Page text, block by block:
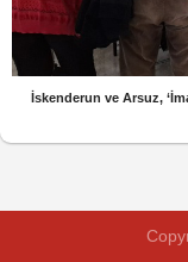
İskenderun ve Arsuz,